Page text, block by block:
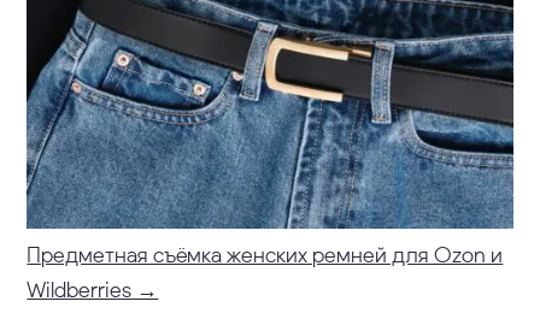
Предметная съёмка женских ремней для Ozon и
Wildberries →